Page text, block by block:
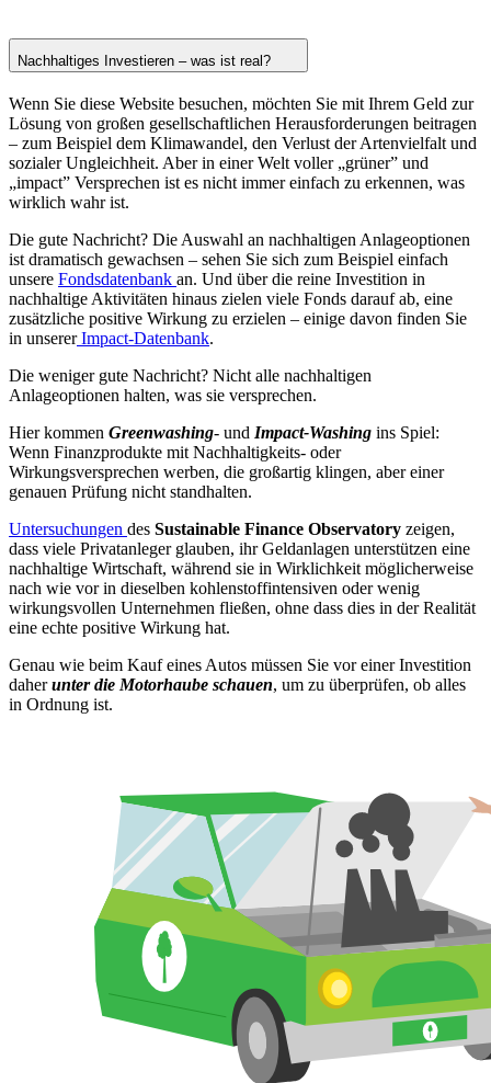
Nachhaltiges Investieren – was ist real?
Wenn Sie diese Website besuchen, möchten Sie mit Ihrem Geld zur
Lösung von großen gesellschaftlichen Herausforderungen beitragen
– zum Beispiel dem Klimawandel, den Verlust der Artenvielfalt und
sozialer Ungleichheit. Aber in einer Welt voller „grüner” und
„impact” Versprechen ist es nicht immer einfach zu erkennen, was
wirklich wahr ist.
Die gute Nachricht? Die Auswahl an nachhaltigen Anlageoptionen
ist dramatisch gewachsen – sehen Sie sich zum Beispiel einfach
unsere Fondsdatenbank an. Und über die reine Investition in
nachhaltige Aktivitäten hinaus zielen viele Fonds darauf ab, eine
zusätzliche positive Wirkung zu erzielen – einige davon finden Sie
in unsererImpact-Datenbank.
Die weniger gute Nachricht? Nicht alle nachhaltigen
Anlageoptionen halten, was sie versprechen.
Hier kommen Greenwashing- und Impact-Washing ins Spiel:
Wenn Finanzprodukte mit Nachhaltigkeits- oder
Wirkungsversprechen werben, die großartig klingen, aber einer
genauen Prüfung nicht standhalten.
Untersuchungen des Sustainable Finance Observatory zeigen,
dass viele Privatanleger glauben, ihr Geldanlagen unterstützen eine
nachhaltige Wirtschaft, während sie in Wirklichkeit möglicherweise
nach wie vor in dieselben kohlenstoffintensiven oder wenig
wirkungsvollen Unternehmen fließen, ohne dass dies in der Realität
eine echte positive Wirkung hat.
Genau wie beim Kauf eines Autos müssen Sie vor einer Investition
daherunter die Motorhaube schauen, um zu überprüfen, ob alles
in Ordnung ist.